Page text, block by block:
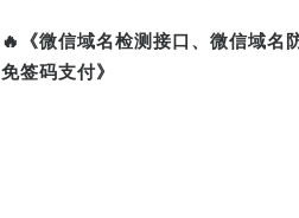
🔥《微信域名检测接口、微信域名
免签码支付》